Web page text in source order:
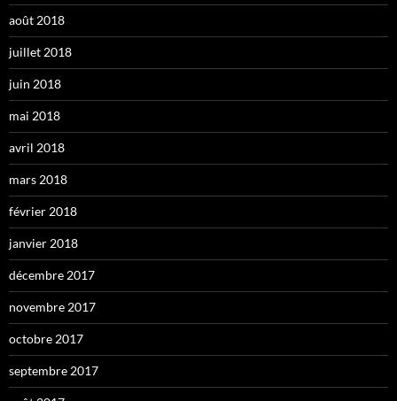
août 2018
juillet 2018
juin 2018
mai 2018
avril 2018
mars 2018
février 2018
janvier 2018
décembre 2017
novembre 2017
octobre 2017
septembre 2017